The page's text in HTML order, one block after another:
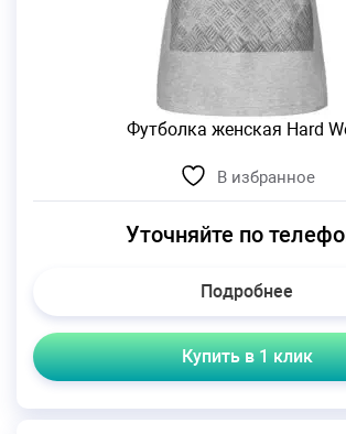
Футболка женская Hard
В избранное
Уточняйте по
Подробнее
Купить в 1 клик